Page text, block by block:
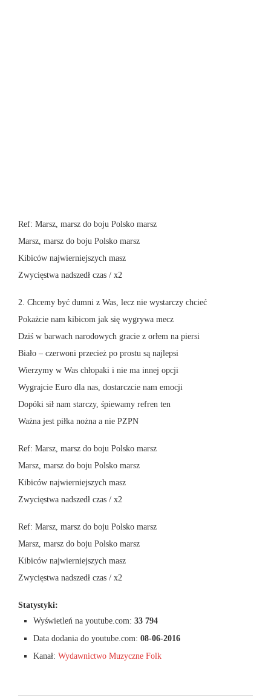
Ref: Marsz, marsz do boju Polsko marsz
Marsz, marsz do boju Polsko marsz
Kibiców najwierniejszych masz
Zwycięstwa nadszedł czas / x2
2. Chcemy być dumni z Was, lecz nie wystarczy chcieć
Pokażcie nam kibicom jak się wygrywa mecz
Dziś w barwach narodowych gracie z orłem na piersi
Biało – czerwoni przecież po prostu są najlepsi
Wierzymy w Was chłopaki i nie ma innej opcji
Wygrajcie Euro dla nas, dostarczcie nam emocji
Dopóki sił nam starczy, śpiewamy refren ten
Ważna jest piłka nożna a nie PZPN
Ref: Marsz, marsz do boju Polsko marsz
Marsz, marsz do boju Polsko marsz
Kibiców najwierniejszych masz
Zwycięstwa nadszedł czas / x2
Ref: Marsz, marsz do boju Polsko marsz
Marsz, marsz do boju Polsko marsz
Kibiców najwierniejszych masz
Zwycięstwa nadszedł czas / x2
Statystyki:
Wyświetleń na youtube.com: 33 794
Data dodania do youtube.com: 08-06-2016
Kanał: Wydawnictwo Muzyczne Folk